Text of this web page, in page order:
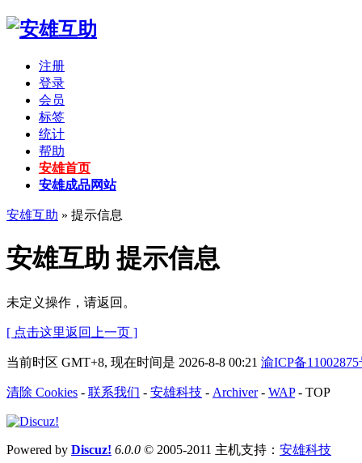
注册
登录
会员
标签
统计
帮助
安雄首页
安雄成品网站
安雄互助 » 提示信息
安雄互助 提示信息
未定义操作，请返回。
[ 点击这里返回上一页 ]
当前时区 GMT+8, 现在时间是 2026-8-8 00:21 渝ICP备11002875
清除 Cookies - 联系我们 - 安雄科技 - Archiver- WAP- TOP
Powered by Discuz! 6.0.0 © 2005-2011 主机支持： 安雄科技